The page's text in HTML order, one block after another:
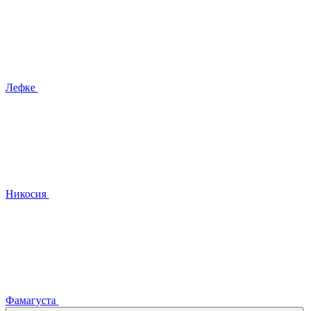
Лефке
Никосия
Фамагуста